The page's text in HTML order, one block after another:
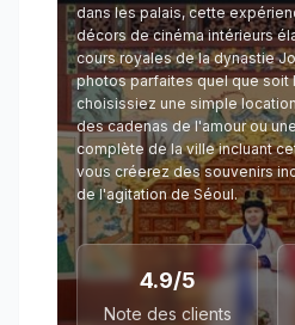
dans les palais, cette
décors de cinéma intérieurs
cours royales de la dynastie
photos parfaites quel que soit
choisissiez une simple
des cadenas de l'amour ou
complète de la ville incluant
vous créerez des souvenirs
de l'agitation de Séoul.
4.9/5
Note des clients